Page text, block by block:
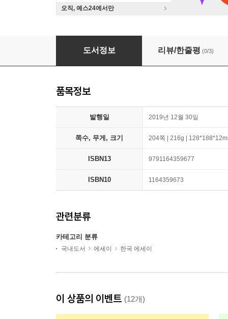
오직, 예스24에서만
봄날은 간다
도서정보 리뷰/한줄평 (0/3)
품목정보
발행일 2019년 12월 30일
쪽수, 무게, 크기 204쪽 | 216g |
ISBN13 9791164359677
ISBN10 1164359673
관련분류
카테고리 분류
국내도서 에세이 한국 에세이
이 상품의 이벤트 (12개)